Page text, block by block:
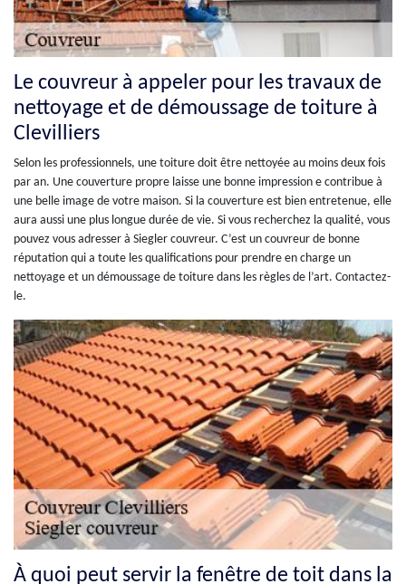
Le couvreur à appeler pour les travaux de
nettoyage et de démoussage de toiture à
Clevilliers
Selon les professionnels, une toiture doit être nettoyée au moins deux fois
par an. Une couverture propre laisse une bonne impression e contribue à
une belle image de votre maison. Si la couverture est bien entretenue, elle
aura aussi une plus longue durée de vie. Si vous recherchez la qualité, vous
pouvez vous adresser à Siegler couvreur. C’est un couvreur de bonne
réputation qui a toute les qualifications pour prendre en charge un
nettoyage et un démoussage de toiture dans les règles de l’art. Contactez-
le.
À quoi peut servir la fenêtre de toit dans la